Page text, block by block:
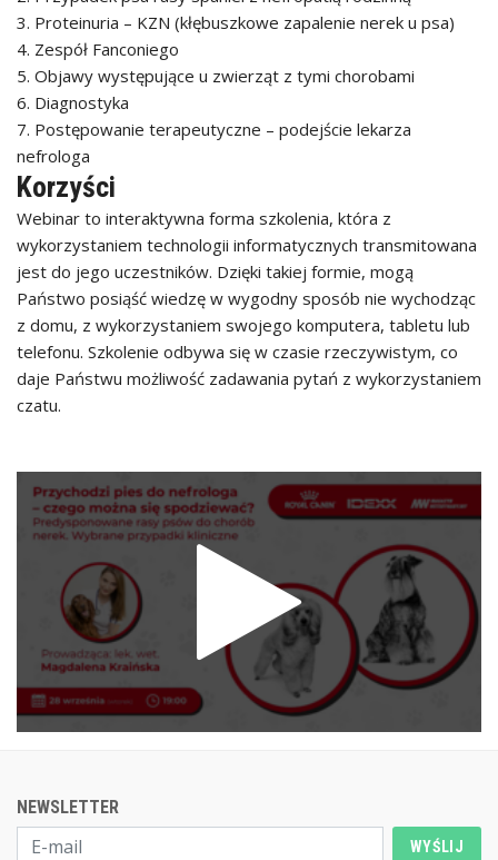
3. Proteinuria – KZN (kłębuszkowe zapalenie nerek u psa)
4. Zespół Fanconiego
5. Objawy występujące u zwierząt z tymi chorobami
6. Diagnostyka
7. Postępowanie terapeutyczne – podejście lekarza
nefrologa
Korzyści
Webinar to interaktywna forma szkolenia, która z
wykorzystaniem technologii informatycznych transmitowana
jest do jego uczestników. Dzięki takiej formie, mogą
Państwo posiąść wiedzę w wygodny sposób nie wychodząc
z domu, z wykorzystaniem swojego komputera, tabletu lub
telefonu. Szkolenie odbywa się w czasie rzeczywistym, co
daje Państwu możliwość zadawania pytań z wykorzystaniem
czatu.
NEWSLETTER
WYŚLIJ